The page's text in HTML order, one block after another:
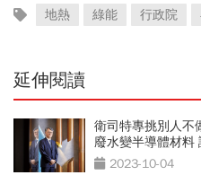
地熱 綠能 行政院
延伸閱讀
衛司特專挑別人不
廢水變半導體材料
2023-10-04